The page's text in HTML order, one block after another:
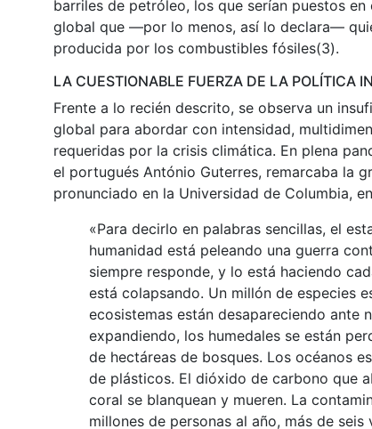
barriles de petróleo, los que serían puestos
global que —por lo menos, así lo declara—
producida por los combustibles fósiles(3).
LA CUESTIONABLE FUERZA DE LA POLÍTICA
Frente a lo recién descrito, se observa un
global para abordar con intensidad,
requeridas por la crisis climática. En plena
el portugués António Guterres, remarcaba la
pronunciado en la Universidad de Columbia,
«Para decirlo en palabras sencillas, el
humanidad está peleando una guerra
siempre responde, y lo está haciendo
está colapsando. Un millón de especies
ecosistemas están desapareciendo ante
expandiendo, los humedales se están
de hectáreas de bosques. Los océanos
de plásticos. El dióxido de carbono que
coral se blanquean y mueren. La
millones de personas al año, más de